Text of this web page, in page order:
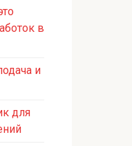
в
и
для